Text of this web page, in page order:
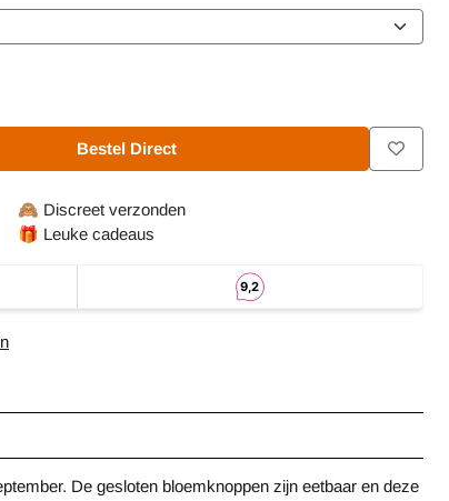
Bestel Direct
🙈 Discreet verzonden
🎁 Leuke cadeaus
De gesloten bloemknoppen zijn eetbaar en deze